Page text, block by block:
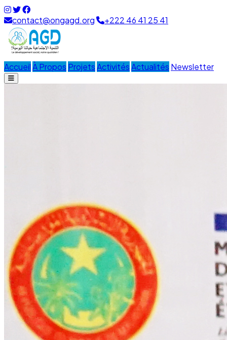
contact@ongagd.org +222 46 41 25 41
AccueilÀ Propos ProjetsActivitésActualités Newsletter